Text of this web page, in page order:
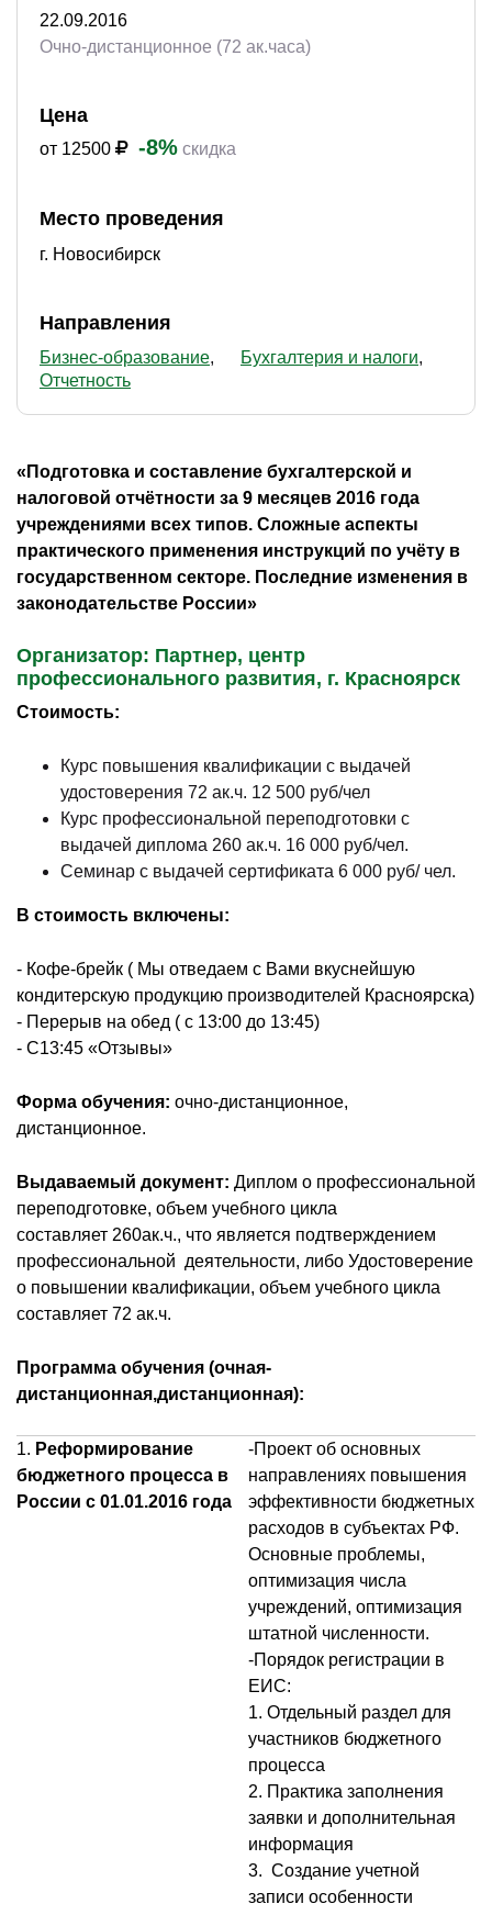
22.09.2016
Очно-дистанционное (72 ак.часа)
Цена
от 12500 -8% скидка
Место проведения
г. Новосибирск
Направления
Бизнес-образование
Бухгалтерия и налоги
Отчетность
«Подготовка и составление бухгалтерской и
налоговой отчётности за 9 месяцев 2016 года
учреждениями всех типов. Сложные аспекты
практического применения инструкций по учёту в
государственном секторе. Последние изменения в
законодательстве России»
Организатор: Партнер, центр
профессионального развития, г. Красноярск
Стоимость:
Курс повышения квалификации с выдачей
удостоверения 72 ак.ч. 12 500 руб/чел
Курс профессиональной переподготовки с
выдачей диплома 260 ак.ч. 16 000 руб/чел.
Семинар с выдачей сертификата 6 000 руб/ чел.
В стоимость включены:
- Кофе-брейк ( Мы отведаем с Вами вкуснейшую
кондитерскую продукцию производителей Красноярска)
- Перерыв на обед ( с 13:00 до 13:45)
- С13:45 «Отзывы»
Форма обучения: очно-дистанционное,
дистанционное.
Выдаваемый документ: Диплом о профессиональной
переподготовке, объем учебного цикла
составляет 260ак.ч., что является подтверждением
профессиональной деятельности, либо Удостоверение
о повышении квалификации, объем учебного цикла
составляет 72 ак.ч.
Программа обучения (очная-
дистанционная,дистанционная):
1. Реформирование
бюджетного процесса в
России с 01.01.2016 года
-Проект об основных
направлениях повышения
эффективности бюджетных
расходов в субъектах РФ.
Основные проблемы,
оптимизация числа
учреждений, оптимизация
штатной численности.
-Порядок регистрации в
ЕИС:
1. Отдельный раздел для
участников бюджетного
процесса
2. Практика заполнения
заявки и дополнительная
информация
3. Создание учетной
записи особенности